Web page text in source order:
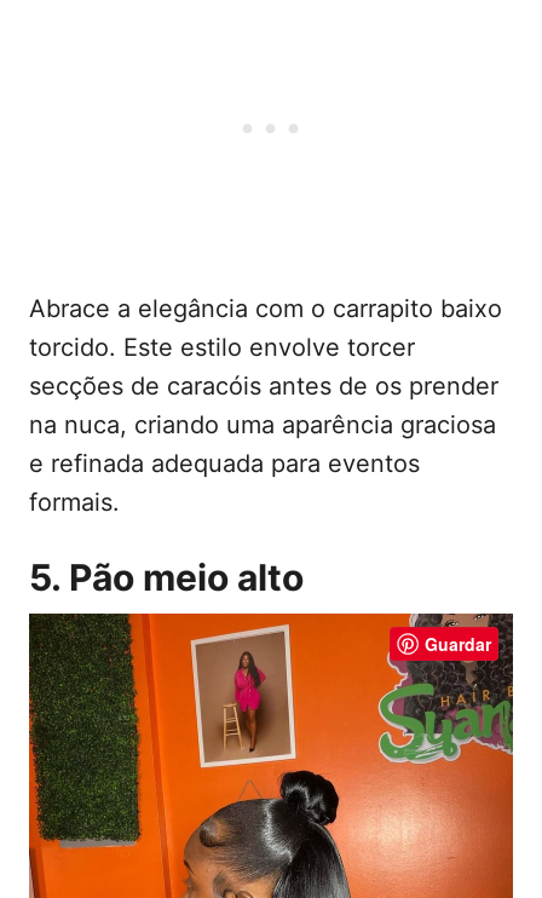
Abrace a elegância com o carrapito baixo
torcido. Este estilo envolve torcer
secções de caracóis antes de os prender
na nuca, criando uma aparência graciosa
e refinada adequada para eventos
formais.
5. Pão meio alto
Guardar